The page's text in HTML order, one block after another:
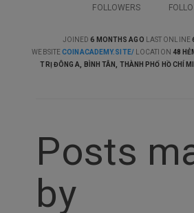
FOLLOWERS
JOINED 6 MONTHS AGO LAST ONLINE
WEBSITECOINACADEMY.SITE/ LOCATION 48
TRỊ ĐÔNG A, BÌNH TÂN, THÀNH PHỐ HỒ CHÍ
Posts
by